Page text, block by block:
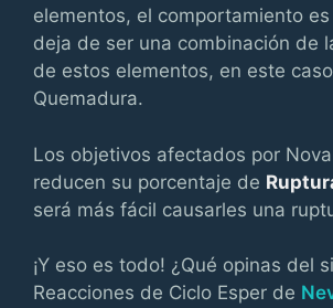
elementos, el comportamiento
deja de ser una combinación de
de estos elementos, en este
Quemadura.
Los objetivos afectados por
reducen su porcentaje de
será más fácil causarles una
¡Y eso es todo! ¿Qué opinas del
Reacciones de Ciclo Esper de